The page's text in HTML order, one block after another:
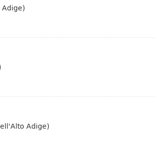
Adige)